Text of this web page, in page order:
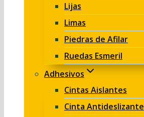
Lijas
Limas
Piedras de Afilar
Ruedas Esmeril
Adhesivos
Cintas Aislantes
Cinta Antideslizante